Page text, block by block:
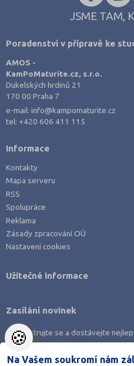
JSME TAM,
Poradenství v přípravě ke
AMOS -
KamPoMaturite.cz, s.r.o.
Dukelských hrdinů 21
170 00 Praha 7
e-mail:info@kampomaturite.cz
tel: +420 606 411 115
Informace
Kontakty
Mapa serveru
RSS
Spolupráce
Reklama
Zásady zpracování OÚ
Nastavení cookies
Užitečné informace
Zasílání novinek
Zaregistrujte se a dostávejte
🍪
Na Vašem soukromí nám